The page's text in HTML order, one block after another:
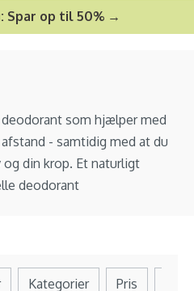
Spar op til 50% →
som hjælper med
- samtidig med at du
din krop. Et naturligt
deodorant
Kategorier Pris